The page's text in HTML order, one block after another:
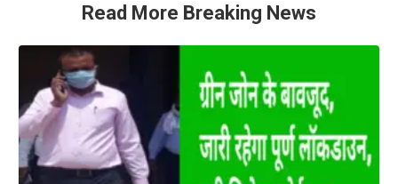
Read More Breaking News